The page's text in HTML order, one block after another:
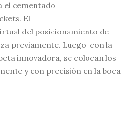
el cementado
El
del posicionamiento de
previamente. Luego, con la
innovadora, se colocan los
y con precisión en la boca